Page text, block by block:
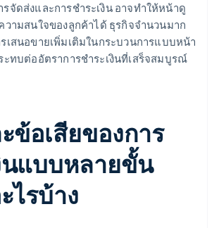
จัดส่งและการชำระเงิน อาจทำให้หน้าดู
วามสนใจของลูกค้าได้ ธุรกิจจำนวนมาก
เสนอขายเพิ่มเติมในกระบวนการแบบหน้า
ะทบต่ออัตราการชำระเงินที่เสร็จสมบูรณ์
ข้อเสียของการ
นแบบหลายขั้น
ไรบ้าง